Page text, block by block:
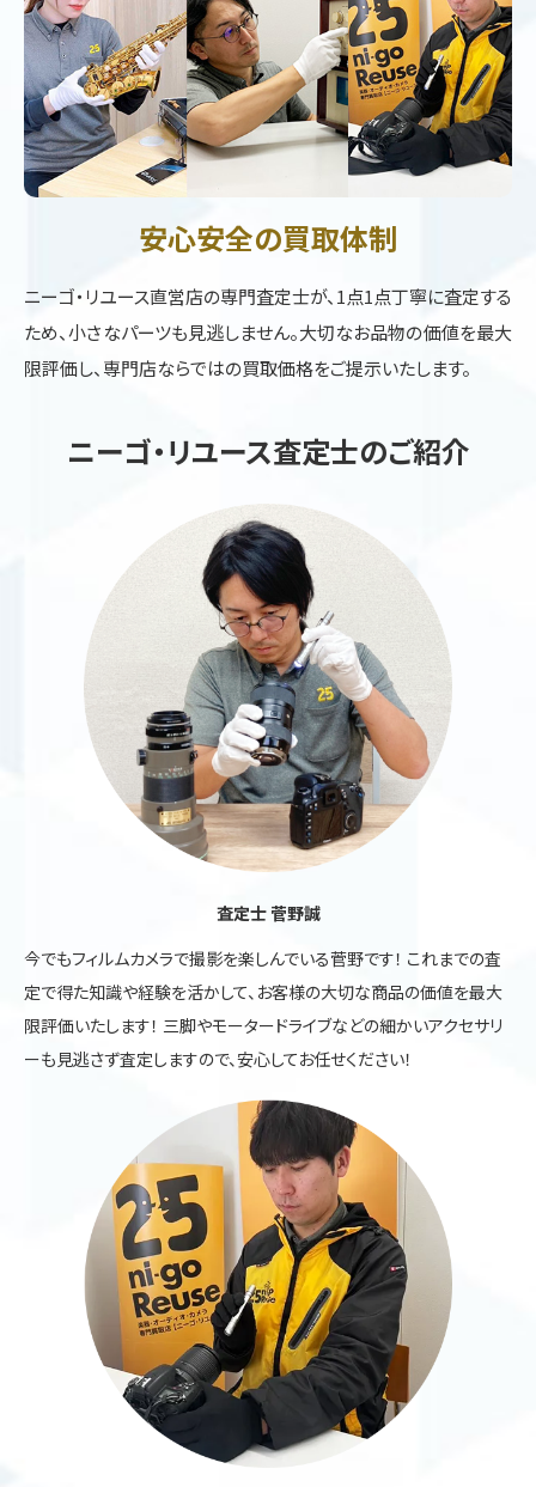
安心安全の買取体制
ニーゴ・リユース直営店の専門査定士が、1点1点丁寧に査定する
ため、小さなパーツも見逃しません。大切なお品物の価値を最大
限評価し、専門店ならではの買取価格をご提示いたします。
ニーゴ・リユース査定士のご紹介
査定士 菅野誠
今でもフィルムカメラで撮影を楽しんでいる菅野です！ これまでの査
定で得た知識や経験を活かして、お客様の大切な商品の価値を最大
限評価いたします！ 三脚やモータードライブなどの細かいアクセサリ
ーも見逃さず査定しますので、安心してお任せください！